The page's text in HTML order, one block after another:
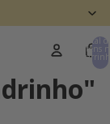
Total
itens